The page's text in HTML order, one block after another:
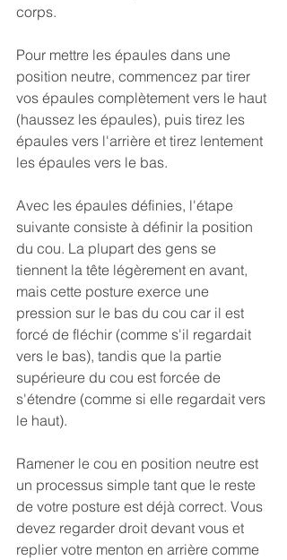
corps.
Pour mettre les épaules dans une
position neutre, commencez par tirer
vos épaules complètement vers le haut
(haussez les épaules), puis tirez les
épaules vers l'arrière et tirez lentement
les épaules vers le bas.
Avec les épaules définies, l'étape
suivante consiste à définir la position
du cou. La plupart des gens se
tiennent la tête légèrement en avant,
mais cette posture exerce une
pression sur le bas du cou car il est
forcé de fléchir (comme s'il regardait
vers le bas), tandis que la partie
supérieure du cou est forcée de
s'étendre (comme si elle regardait vers
le haut).
Ramener le cou en position neutre est
un processus simple tant que le reste
de votre posture est déjà correct. Vous
devez regarder droit devant vous et
replier votre menton en arrière comme